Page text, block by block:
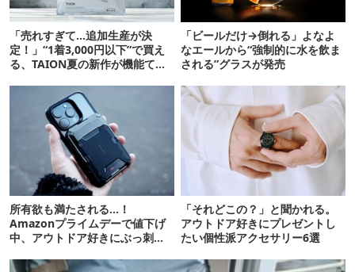
「売れすぎて…追加生産が決
定！」“1着3,000円以下”で買え
る、TAION夏の新作が機能てん
「ビールだけ→倒れる」よなよ
なエールから“強制的に水を飲ま
される”グラスが発売
所有欲も満たされる…！
Amazonプライムデーで値下げ
中、アウトドア好きにぶっ刺さ
「それどこの？」と聞かれる。
アウトドア好きにプレゼントし
たい個性派アクセサリー6選